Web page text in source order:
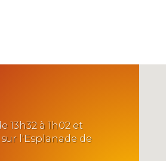
13h32 à 1h02 et
sur l'Esplanade de